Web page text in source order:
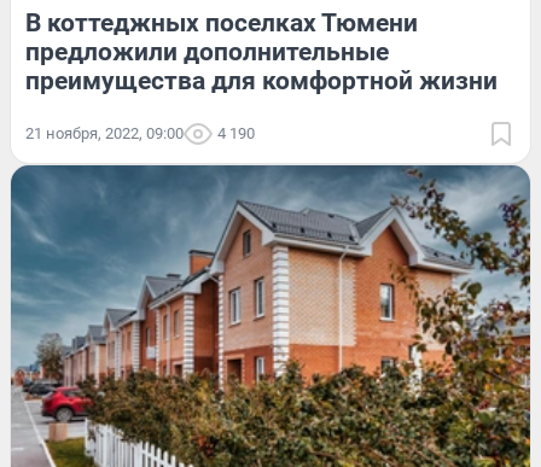
В коттеджных поселках Тюмени
предложили дополнительные
преимущества для комфортной жизни
21 ноября, 2022, 09:00 4 190